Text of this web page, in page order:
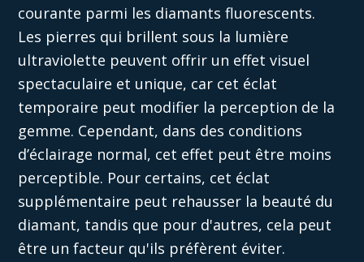
courante parmi les diamants fluorescents.
Les pierres qui brillent sous la lumière
ultraviolette peuvent offrir un effet visuel
spectaculaire et unique, car cet éclat
temporaire peut modifier la perception de la
gemme. Cependant, dans des conditions
d’éclairage normal, cet effet peut être moins
perceptible. Pour certains, cet éclat
supplémentaire peut rehausser la beauté du
diamant, tandis que pour d'autres, cela peut
être un facteur qu'ils préfèrent éviter.